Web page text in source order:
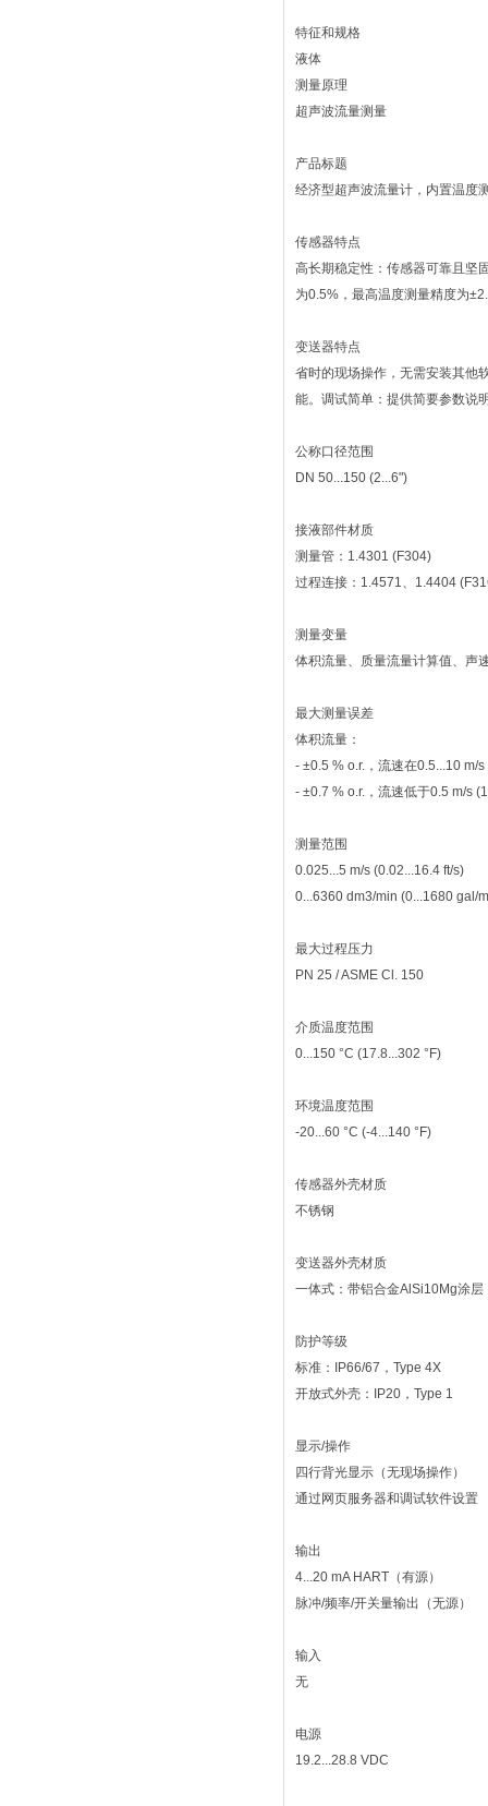
特征和规格
液体
测量原理
超声波流量测量
产品标题
经济型超声波流量计，内置温度
传感器特点
高长期稳定性：传感器可靠且坚
为0.5%，最高温度测量精度为
变送器特点
省时的现场操作，无需安装其他
能。调试简单：提供简要参数说
公称口径范围
DN 50...150 (2...6")
接液部件材质
测量管：1.4301 (F304)
过程连接：1.4571、1.4404
测量变量
体积流量、质量流量计算值、声
最大测量误差
体积流量：
- ±0.5 % o.r.，流速在0.5...10 m/
- ±0.7 % o.r.，流速低于0.5 m/s
测量范围
0.025...5 m/s (0.02...16.4 ft/s)
0...6360 dm3/min (0...1680 gal/
最大过程压力
PN 25 / ASME Cl. 150
介质温度范围
0...150 °C (17.8...302 °F)
环境温度范围
-20...60 °C (-4...140 °F)
传感器外壳材质
不锈钢
变送器外壳材质
一体式：带铝合金AlSi10Mg涂层
防护等级
标准：IP66/67，Type 4X
开放式外壳：IP20，Type 1
显示/操作
四行背光显示（无现场操作）
通过网页服务器和调试软件设置
输出
4...20 mA HART（有源）
脉冲/频率/开关量输出（无源）
输入
无
电源
19.2...28.8 VDC